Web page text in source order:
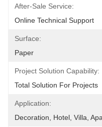
After-Sale Service:
Online Technical Support
Surface:
Paper
Project Solution Capability:
Total Solution For Projects
Application:
Decoration, Hotel, Villa,